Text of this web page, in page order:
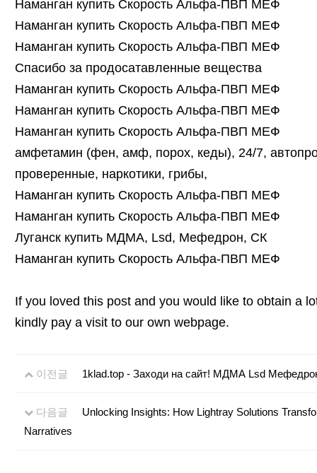
Наманган купить Скорость Альфа-ПВП МЕФ
Наманган купить Скорость Альфа-ПВП МЕФ
Наманган купить Скорость Альфа-ПВП МЕФ
Спасибо за продосатавленные вещества
Наманган купить Скорость Альфа-ПВП МЕФ
Наманган купить Скорость Альфа-ПВП МЕФ
Наманган купить Скорость Альфа-ПВП МЕФ
амфетамин (фен, амф, порох, кеды), 24/7,
проверенные, наркотики, грибы,
Наманган купить Скорость Альфа-ПВП МЕФ
Наманган купить Скорость Альфа-ПВП МЕФ
Луганск купить МДМА, Lsd, Мефедрон, СК
Наманган купить Скорость Альфа-ПВП МЕФ
If you loved this post and you would like to obtain a
kindly pay a visit to our own webpage.
이전글 1klad.top - Заходи на сайт! МДМА Lsd
다음글
Unlocking Insights: How Lightray Solutions
Narratives